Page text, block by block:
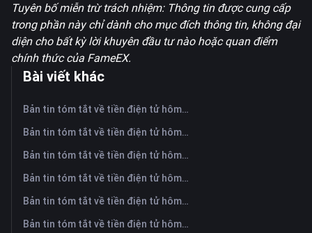
Tuyên bố miễn trừ trách nhiệm: Thông tin được cung cấp
trong phần này chỉ dành cho mục đích thông tin, không đại
diện cho bất kỳ lời khuyên đầu tư nào hoặc quan điểm
chính thức của FameEX.
Bài viết khác
Bản tin tóm tắt về tiền điện tử hôm nay trên FameEX | Ngày 7 tháng 8 năm 2026
Bản tin tóm tắt về tiền điện tử hôm nay trên FameEX | Ngày 6 tháng 8 năm 2026
Bản tin tóm tắt về tiền điện tử hôm nay trên FameEX | Ngày 5 tháng 8 năm 2026
Bản tin tóm tắt về tiền điện tử hôm nay trên FameEX | Ngày 4 tháng 8 năm 2026
Bản tin tóm tắt về tiền điện tử hôm nay trên FameEX | Ngày 3 tháng 8 năm 2026
Bản tin tóm tắt về tiền điện tử hôm nay trên FameEX | Ngày 31 tháng 7 năm 2026